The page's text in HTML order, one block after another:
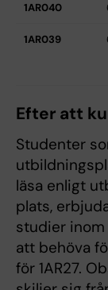
1AR040
1AR039
Efter att
Studenter
läsa enligt
plats,
studier inom
att behöva
för 1AR27.